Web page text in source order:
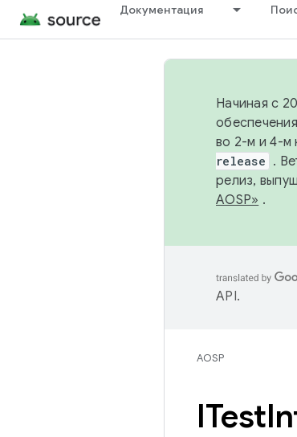
Документация
Начиная с
во 2-м и 4-м
release .
релиз,
AOSP» .
API.
AOSP
ITest